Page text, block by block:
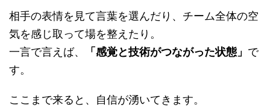
相手の表情を見て言葉を選んだり、チーム全体の空
気を感じ取って場を整えたり。
一言で言えば、
「感覚と技術がつながった状態」 で
す。
ここまで来ると、自信が湧いてきます。